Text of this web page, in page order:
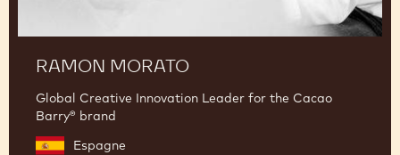
RAMON MORATO
Global Creative Innovation Leader for the Cacao
Barry® brand
Espagne